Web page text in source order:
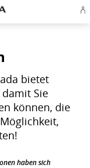
bietet
Sie
können, die
haben sich